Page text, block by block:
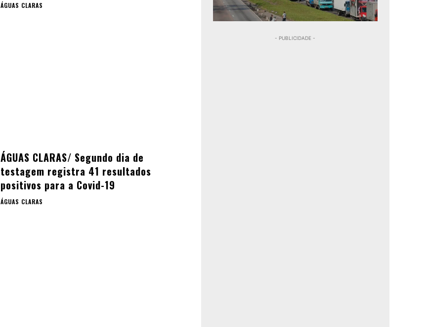
ÁGUAS CLARAS
ÁGUAS CLARAS/ Segundo dia de
testagem registra 41 resultados
positivos para a Covid-19
ÁGUAS CLARAS
- PUBLICIDADE -